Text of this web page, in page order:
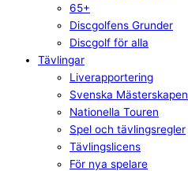
65+
Discgolfens Grunder
Discgolf för alla
Tävlingar
Liverapportering
Svenska Mästerskapen
Nationella Touren
Spel och tävlingsregler
Tävlingslicens
För nya spelare